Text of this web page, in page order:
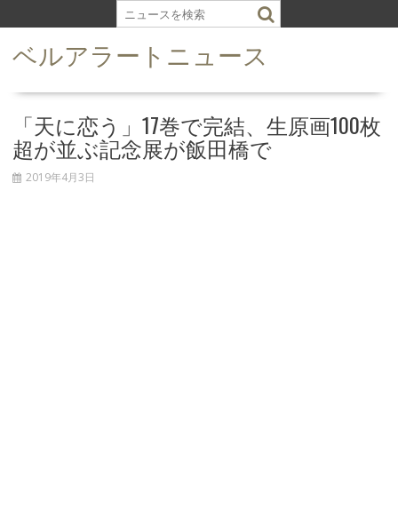
k
ベルアラートニュース
「天に恋う」17巻で完結、生原画100枚
超が並ぶ記念展が飯田橋で
2019年4月3日